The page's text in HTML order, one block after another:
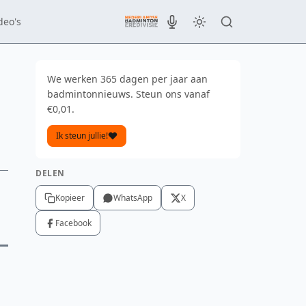
We werken 365 dagen per jaar aan
badmintonnieuws. Steun ons vanaf
€0,01.
Ik steun jullie!
DELEN
Kopieer WhatsApp X
Facebook